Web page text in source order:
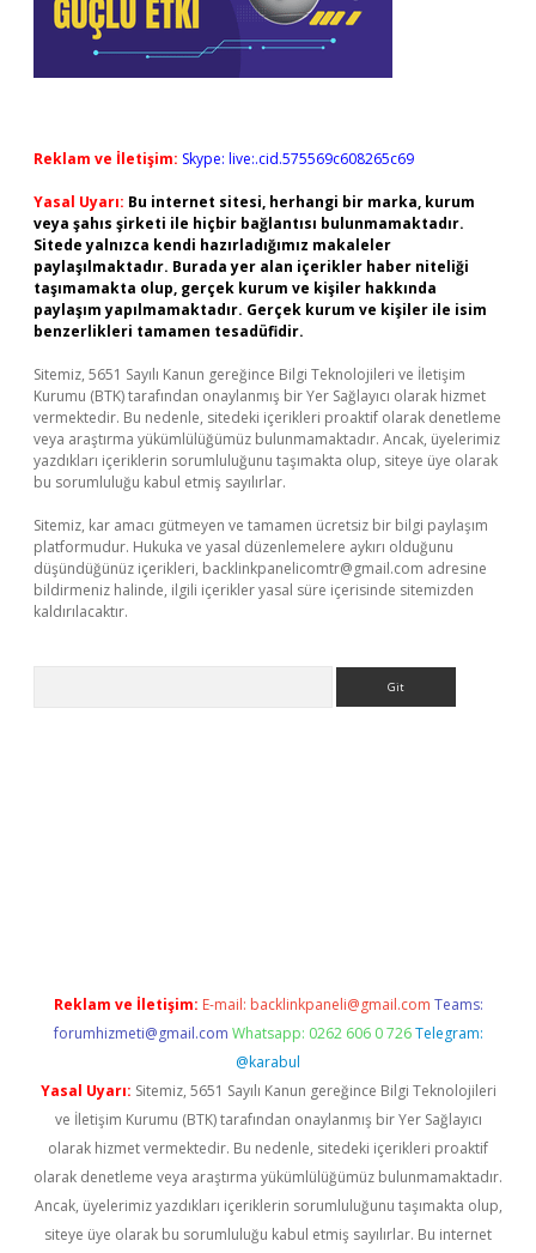
Reklam ve İletişim: Skype: live:.cid.575569c608265c69
Yasal Uyarı: Bu internet sitesi, herhangi bir marka, kurum
veya şahıs şirketi ile hiçbir bağlantısı bulunmamaktadır.
Sitede yalnızca kendi hazırladığımız makaleler
paylaşılmaktadır. Burada yer alan içerikler haber niteliği
taşımamakta olup, gerçek kurum ve kişiler hakkında
paylaşım yapılmamaktadır. Gerçek kurum ve kişiler ile isim
benzerlikleri tamamen tesadüfidir.
Sitemiz, 5651 Sayılı Kanun gereğince Bilgi Teknolojileri ve İletişim
Kurumu (BTK) tarafından onaylanmış bir Yer Sağlayıcı olarak hizmet
vermektedir. Bu nedenle, sitedeki içerikleri proaktif olarak denetleme
veya araştırma yükümlülüğümüz bulunmamaktadır. Ancak, üyelerimiz
yazdıkları içeriklerin sorumluluğunu taşımakta olup, siteye üye olarak
bu sorumluluğu kabul etmiş sayılırlar.
Sitemiz, kar amacı gütmeyen ve tamamen ücretsiz bir bilgi paylaşım
platformudur. Hukuka ve yasal düzenlemelere aykırı olduğunu
düşündüğünüz içerikleri, backlinkpanelicomtr@gmail.com adresine
bildirmeniz halinde, ilgili içerikler yasal süre içerisinde sitemizden
kaldırılacaktır.
Reklam ve İletişim: E-mail: backlinkpaneli@gmail.com Teams:
forumhizmeti@gmail.com Whatsapp: 0262 606 0 726 Telegram:
@karabul
Yasal Uyarı: Sitemiz, 5651 Sayılı Kanun gereğince Bilgi Teknolojileri
ve İletişim Kurumu (BTK) tarafından onaylanmış bir Yer Sağlayıcı
olarak hizmet vermektedir. Bu nedenle, sitedeki içerikleri proaktif
olarak denetleme veya araştırma yükümlülüğümüz bulunmamaktadır.
Ancak, üyelerimiz yazdıkları içeriklerin sorumluluğunu taşımakta olup,
siteye üye olarak bu sorumluluğu kabul etmiş sayılırlar. Bu internet